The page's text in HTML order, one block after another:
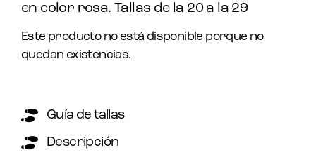
en color rosa. Tallas de la 20 a la 29
Este producto no está disponible porque no
quedan existencias.
Guía de tallas
Descripción